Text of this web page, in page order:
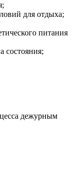
для отдыха;
питания
состояния;
дежурным